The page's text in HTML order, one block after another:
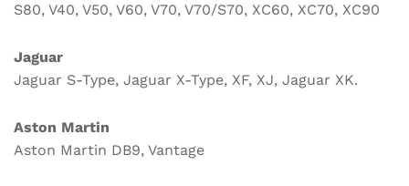
S80, V40, V50, V60, V70, V70/S70, XC60, XC70, XC90
Jaguar
Jaguar S-Type, Jaguar X-Type, XF, XJ, Jaguar XK.
Aston Martin
Aston Martin DB9, Vantage